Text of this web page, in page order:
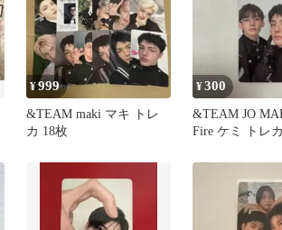
¥999
&TEAM maki マキ トレ
カ 18枚
¥300
&TEAM JO
Fire ケミ トレ